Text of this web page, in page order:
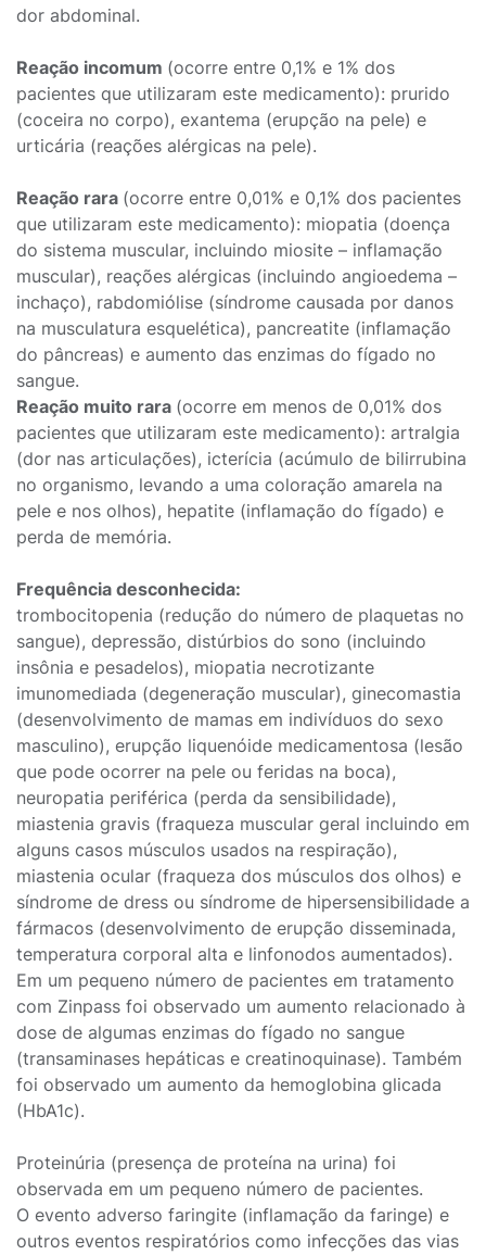
dor abdominal.
Reação incomum (ocorre entre 0,1% e 1% dos
pacientes que utilizaram este medicamento): prurido
(coceira no corpo), exantema (erupção na pele) e
urticária (reações alérgicas na pele).
Reação rara (ocorre entre 0,01% e 0,1% dos pacientes
que utilizaram este medicamento): miopatia (doença
do sistema muscular, incluindo miosite – inflamação
muscular), reações alérgicas (incluindo angioedema –
inchaço), rabdomiólise (síndrome causada por danos
na musculatura esquelética), pancreatite (inflamação
do pâncreas) e aumento das enzimas do fígado no
sangue.
Reação muito rara (ocorre em menos de 0,01% dos
pacientes que utilizaram este medicamento): artralgia
(dor nas articulações), icterícia (acúmulo de bilirrubina
no organismo, levando a uma coloração amarela na
pele e nos olhos), hepatite (inflamação do fígado) e
perda de memória.
Frequência desconhecida:
trombocitopenia (redução do número de plaquetas no
sangue), depressão, distúrbios do sono (incluindo
insônia e pesadelos), miopatia necrotizante
imunomediada (degeneração muscular), ginecomastia
(desenvolvimento de mamas em indivíduos do sexo
masculino), erupção liquenóide medicamentosa (lesão
que pode ocorrer na pele ou feridas na boca),
neuropatia periférica (perda da sensibilidade),
miastenia gravis (fraqueza muscular geral incluindo em
alguns casos músculos usados na respiração),
miastenia ocular (fraqueza dos músculos dos olhos) e
síndrome de dress ou síndrome de hipersensibilidade a
fármacos (desenvolvimento de erupção disseminada,
temperatura corporal alta e linfonodos aumentados).
Em um pequeno número de pacientes em tratamento
com Zinpass foi observado um aumento relacionado à
dose de algumas enzimas do fígado no sangue
(transaminases hepáticas e creatinoquinase). Também
foi observado um aumento da hemoglobina glicada
(HbA1c).
Proteinúria (presença de proteína na urina) foi
observada em um pequeno número de pacientes.
O evento adverso faringite (inflamação da faringe) e
outros eventos respiratórios como infecções das vias